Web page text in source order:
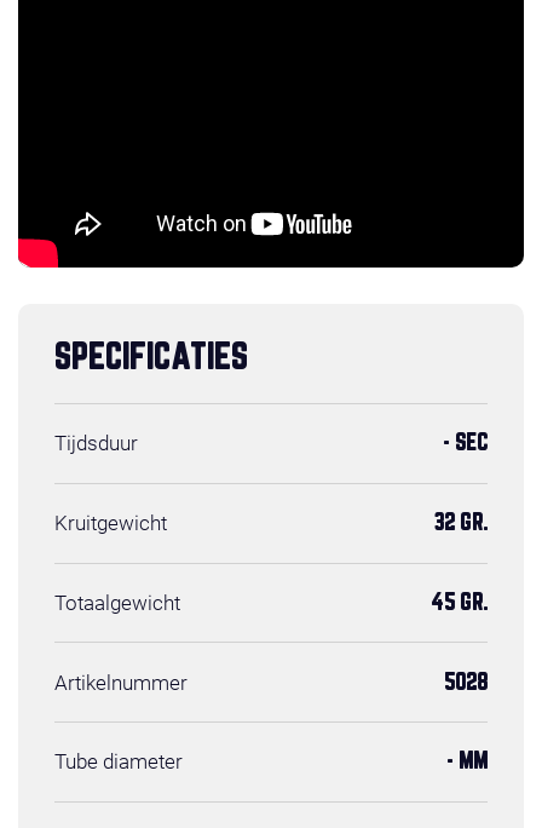
SPECIFICATIES
Tijdsduur - SEC
Kruitgewicht 32 GR.
Totaalgewicht 45 GR.
Artikelnummer 5028
Tube diameter - MM